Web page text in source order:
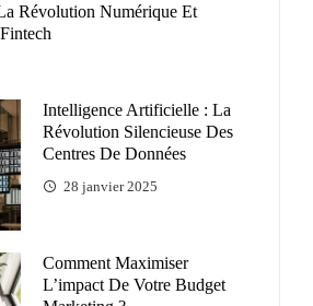
Révolution Numérique Et
Intelligence Artificielle : La
Révolution Silencieuse Des
Centres De Données
28 janvier 2025
Comment Maximiser
L’impact De Votre Budget